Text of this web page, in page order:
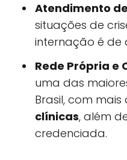
Atendimento
situações de
internação é de
Rede Própria e
uma das
Brasil, com mais
clínicas, além
credenciada.